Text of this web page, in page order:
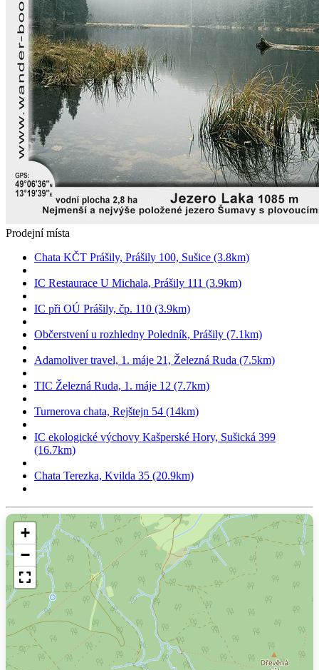
Prodejní místa
Chata KČT Prášily, Prášily 100, Sušice (3.8km)
IC Restaurace U Michala, Prášily 111 (3.9km)
IC při OÚ Prášily, čp. 110 (3.9km)
Občerstvení u rozhledny Poledník, Prášily (7.1km)
Adamoliver travel, 1. máje 21, Železná Ruda (7.5km)
TIC Železná Ruda, 1. máje 12 (7.7km)
Turnerova chata, Rejštejn 54 (14km)
IC ekologické výchovy Kašperské Hory, Sušická 399
(16.7km)
Chata Terezka, Kvilda 35 (20.9km)
+
−